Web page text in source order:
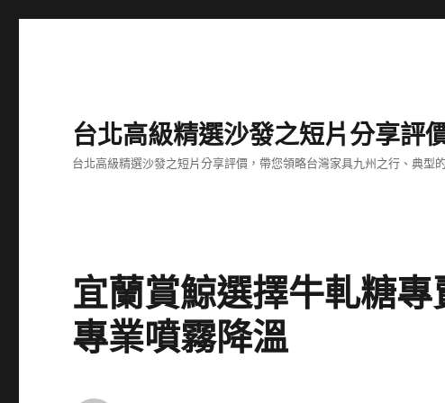
台北高級精選沙發之短片分享評
台北高級精選沙發之短片分享評價，帶您領略台灣家具九州之行、典型
宜蘭賞鯨選擇牛軋糖
專業噴霧降溫